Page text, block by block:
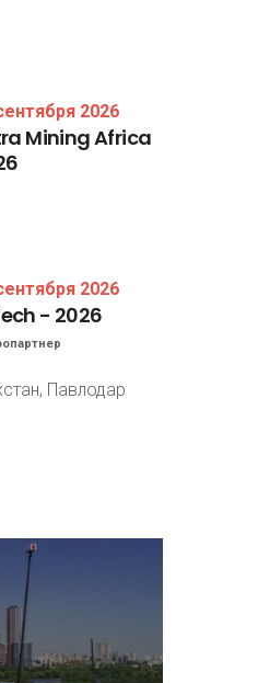
2026
MiningAfrica
2026
- 2026
Павлодар